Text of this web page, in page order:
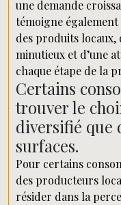
une demande
témoigne
des produits
minutieux et d’une
chaque étape de la
Certains
trouver le
diversifié que
surfaces.
Pour certains
des producteurs
résider dans la